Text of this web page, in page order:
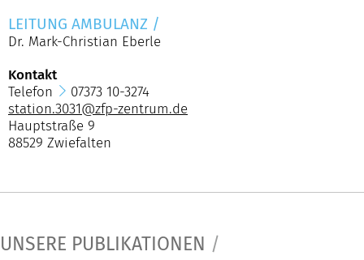
LEITUNG AMBULANZ /
Dr. Mark-Christian Eberle
Kontakt
Telefon
07373 10-3274
station.3031@zfp-zentrum.de
Hauptstraße 9
88529 Zwiefalten
UNSERE PUBLIKATIONEN /